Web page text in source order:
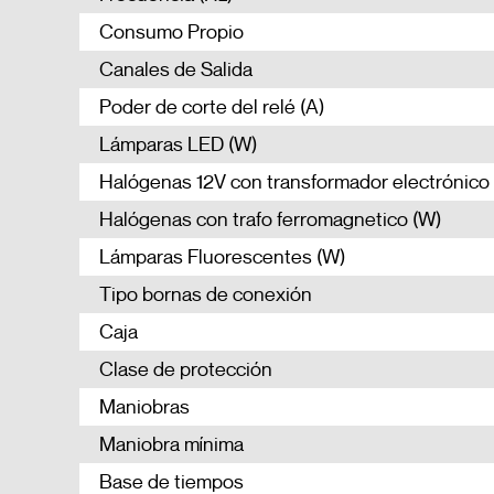
Consumo Propio
Canales de Salida
Poder de corte del relé (A)
Lámparas LED (W)
Halógenas 12V con transformador electrónico
Halógenas con trafo ferromagnetico (W)
Lámparas Fluorescentes (W)
Tipo bornas de conexión
Caja
Clase de protección
Maniobras
Maniobra mínima
Base de tiempos